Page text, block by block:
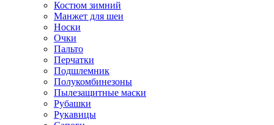
Костюм зимний
Манжет для шеи
Носки
Очки
Пальто
Перчатки
Подшлемник
Полукомбинезоны
Пылезащитные маски
Рубашки
Рукавицы